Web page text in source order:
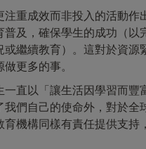
重成效而非投入的活動作
及，確保學生的成功（以
繼續教育）。這對於資源
更多的事。
直以「讓生活因學習而豐
們自己的使命外，對於全
機構同樣有責任提供支持